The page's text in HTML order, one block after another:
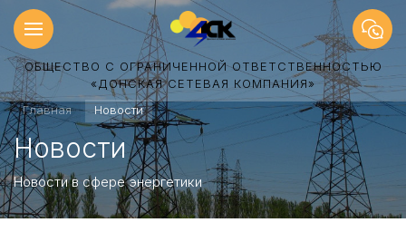
ОБЩЕСТВО С ОГРАНИЧЕННОЙ ОТВЕТСТВЕННОСТЬЮ
«ДОНСКАЯ СЕТЕВАЯ КОМПАНИЯ»
Главная
Новости
Новости
Новости в сфере энергетики